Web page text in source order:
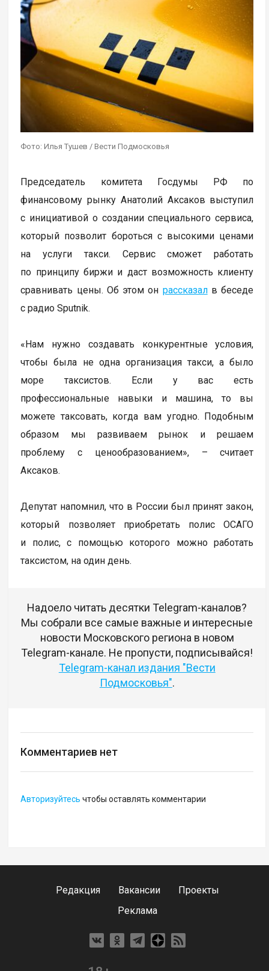
Фото: Илья Тушев / Вести Подмосковья
Председатель комитета Госдумы РФ по
финансовому рынку Анатолий Аксаков выступил
с инициативой о создании специального сервиса,
который позволит бороться с высокими ценами
на услуги такси. Сервис сможет работать
по принципу биржи и даст возможность клиенту
сравнивать цены. Об этом он рассказалв беседе
с радио Sputnik.
«Нам нужно создавать конкурентные условия,
чтобы была не одна организация такси, а было
море таксистов. Если у вас есть
профессиональные навыки и машина, то вы
можете таксовать, когда вам угодно. Подобным
образом мы развиваем рынок и решаем
проблему с ценообразованием», – считает
Аксаков.
Депутат напомнил, что в России был принят закон,
который позволяет приобретать полис ОСАГО
и полис, с помощью которого можно работать
таксистом, на один день.
Надоело читать десятки Telegram-каналов?
Мы собрали все самые важные и интересные
новости Московского региона в новом
Telegram-канале. Не пропусти, подписывайся!
Telegram-канал издания "Вести
Подмосковья".
Комментариев нет
Авторизуйтесь чтобы оставлять комментарии
Редакция Вакансии
Проекты
Реклама